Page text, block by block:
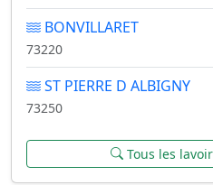
BONVILLARET
73220
ST PIERRE D ALBIGNY
73250
Tous les